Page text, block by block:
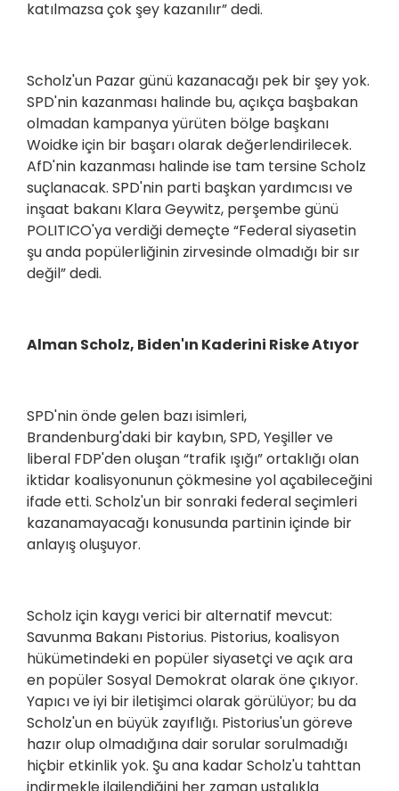
katılmazsa çok şey kazanılır” dedi.
Scholz'un Pazar günü kazanacağı pek bir şey yok.
SPD'nin kazanması halinde bu, açıkça başbakan
olmadan kampanya yürüten bölge başkanı
Woidke için bir başarı olarak değerlendirilecek.
AfD'nin kazanması halinde ise tam tersine Scholz
suçlanacak. SPD'nin parti başkan yardımcısı ve
inşaat bakanı Klara Geywitz, perşembe günü
POLITICO'ya verdiği demeçte “Federal siyasetin
şu anda popülerliğinin zirvesinde olmadığı bir sır
değil” dedi.
Alman Scholz, Biden'ın Kaderini Riske Atıyor
SPD'nin önde gelen bazı isimleri,
Brandenburg'daki bir kaybın, SPD, Yeşiller ve
liberal FDP'den oluşan “trafik ışığı” ortaklığı olan
iktidar koalisyonunun çökmesine yol açabileceğini
ifade etti. Scholz'un bir sonraki federal seçimleri
kazanamayacağı konusunda partinin içinde bir
anlayış oluşuyor.
Scholz için kaygı verici bir alternatif mevcut:
Savunma Bakanı Pistorius. Pistorius, koalisyon
hükümetindeki en popüler siyasetçi ve açık ara
en popüler Sosyal Demokrat olarak öne çıkıyor.
Yapıcı ve iyi bir iletişimci olarak görülüyor; bu da
Scholz'un en büyük zayıflığı. Pistorius'un göreve
hazır olup olmadığına dair sorular sorulmadığı
hiçbir etkinlik yok. Şu ana kadar Scholz'u tahttan